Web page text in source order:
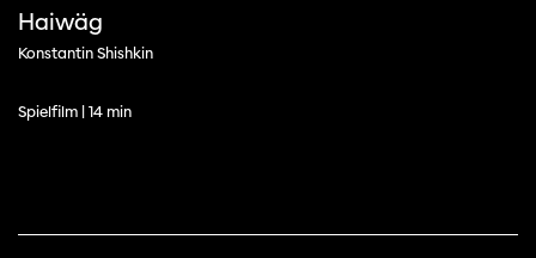
Haiwäg
Konstantin Shishkin
Spielfilm | 14 min